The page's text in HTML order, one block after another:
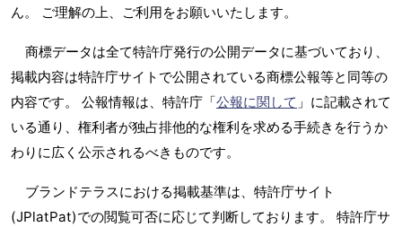
ん。 ご理解の上、ご利用をお願いいたします。
商標データは全て特許庁発行の公開データに基づいており、
掲載内容は特許庁サイトで公開されている商標公報等と同等の
内容です。 公報情報は、特許庁「公報に関して 」に記載されて
いる通り、権利者が独占排他的な権利を求める手続きを行うか
わりに広く公示されるべきものです。
ブランドテラスにおける掲載基準は、特許庁サイト
(JPlatPat)での閲覧可否に応じて判断しております。 特許庁サ